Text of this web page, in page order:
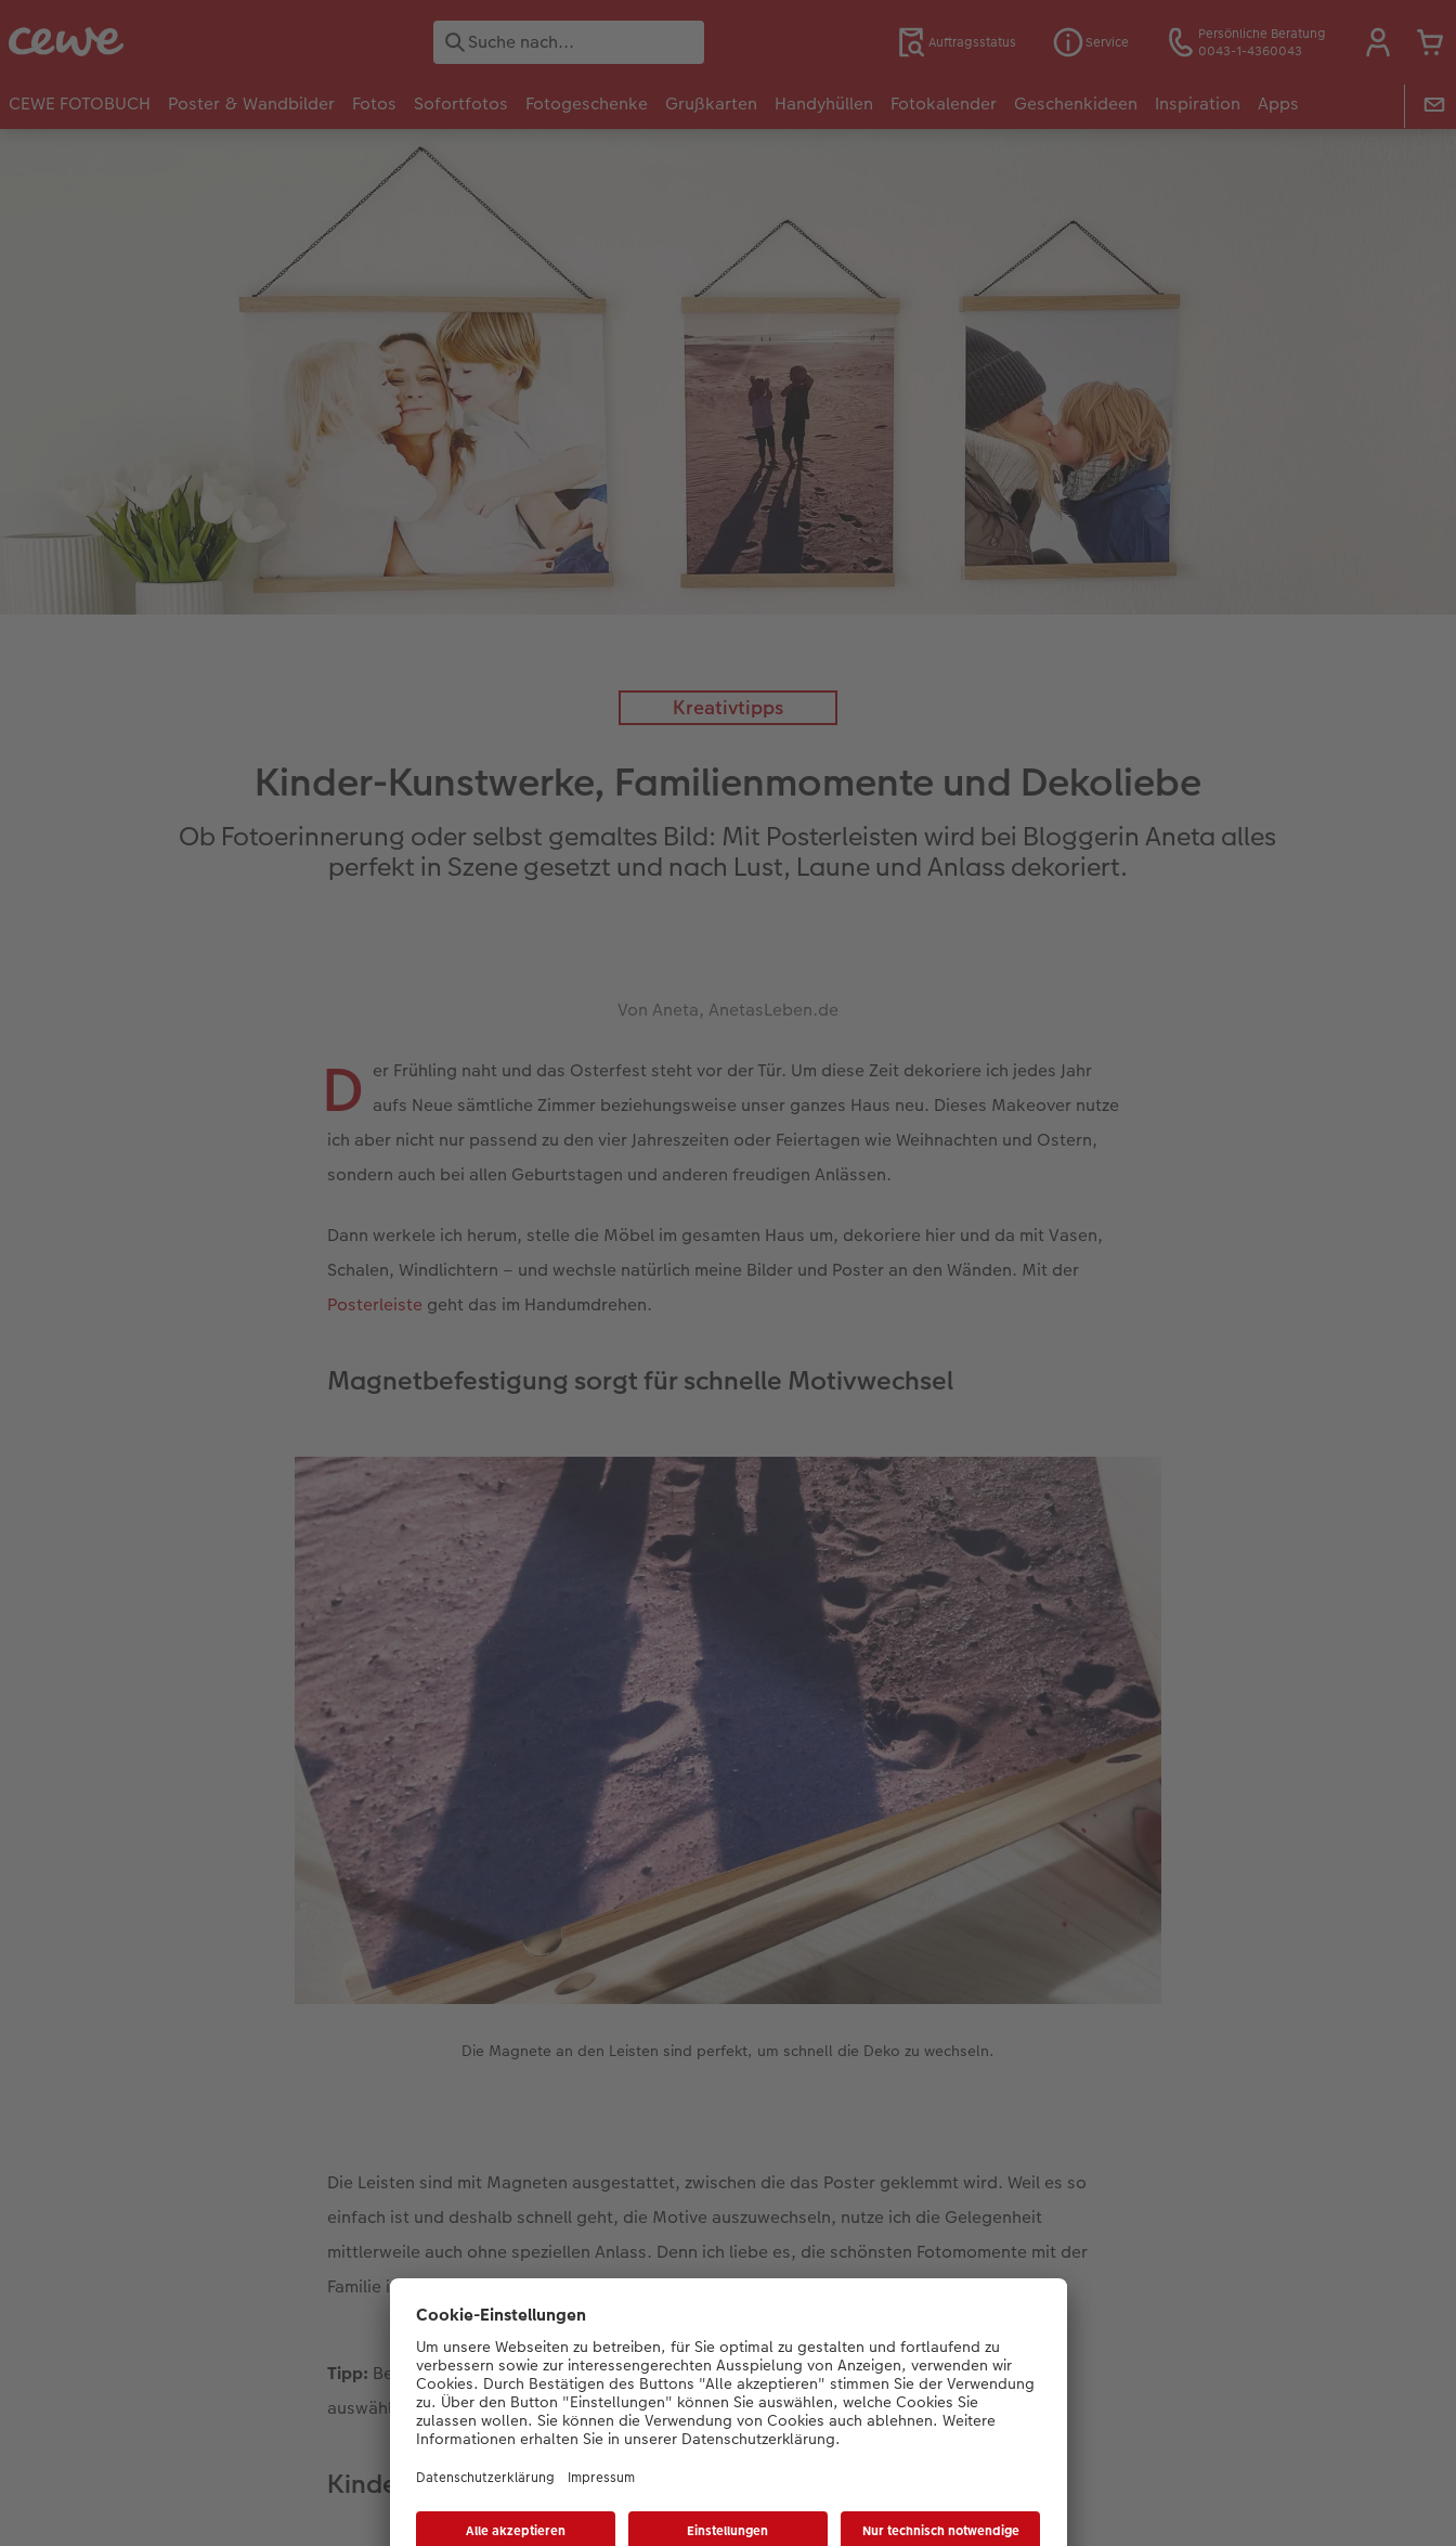
Auftragsstatus Service
Persönliche Beratung
0043-1-4360043
CEWE FOTOBUCH Poster & Wandbilder Fotos Sofortfotos Fotogeschenke Grußkarten Handyhüllen Fotokalender Geschenkideen Inspiration Apps
Kreativtipps
Kinder-Kunstwerke, Familienmomente und Dekoliebe
Ob Fotoerinnerung oder selbst gemaltes Bild: Mit Posterleisten wird bei Bloggerin Aneta alles
perfekt in Szene gesetzt und nach Lust, Laune und Anlass dekoriert.
Von Aneta, AnetasLeben.de
D er Frühling naht und das Osterfest steht vor der Tür. Um diese Zeit dekoriere ich jedes Jahr
aufs Neue sämtliche Zimmer beziehungsweise unser ganzes Haus neu. Dieses Makeover nutze
ich aber nicht nur passend zu den vier Jahreszeiten oder Feiertagen wie Weihnachten und Ostern,
sondern auch bei allen Geburtstagen und anderen freudigen Anlässen.
Dann werkele ich herum, stelle die Möbel im gesamten Haus um, dekoriere hier und da mit Vasen,
Schalen, Windlichtern – und wechsle natürlich meine Bilder und Poster an den Wänden. Mit der
Posterleiste geht das im Handumdrehen.
Magnetbefestigung sorgt für schnelle Motivwechsel
Die Magnete an den Leisten sind perfekt, um schnell die Deko zu wechseln.
Die Leisten sind mit Magneten ausgestattet, zwischen die das Poster geklemmt wird. Weil es so
einfach ist und deshalb schnell geht, die Motive auszuwechseln, nutze ich die Gelegenheit
mittlerweile auch ohne speziellen Anlass. Denn ich liebe es, die schönsten Fotomomente mit der
Familie immer vor Augen zu haben!
Tipp: Bei der Größe IhresPosterskönnen Sie ganz flexibel nach Geschmack aus 43 Formaten
auswählen. Die Posterleiste ist in drei unterschiedlichen Größen und Farben erhältlich.
Kinderbilder in Szene setzen